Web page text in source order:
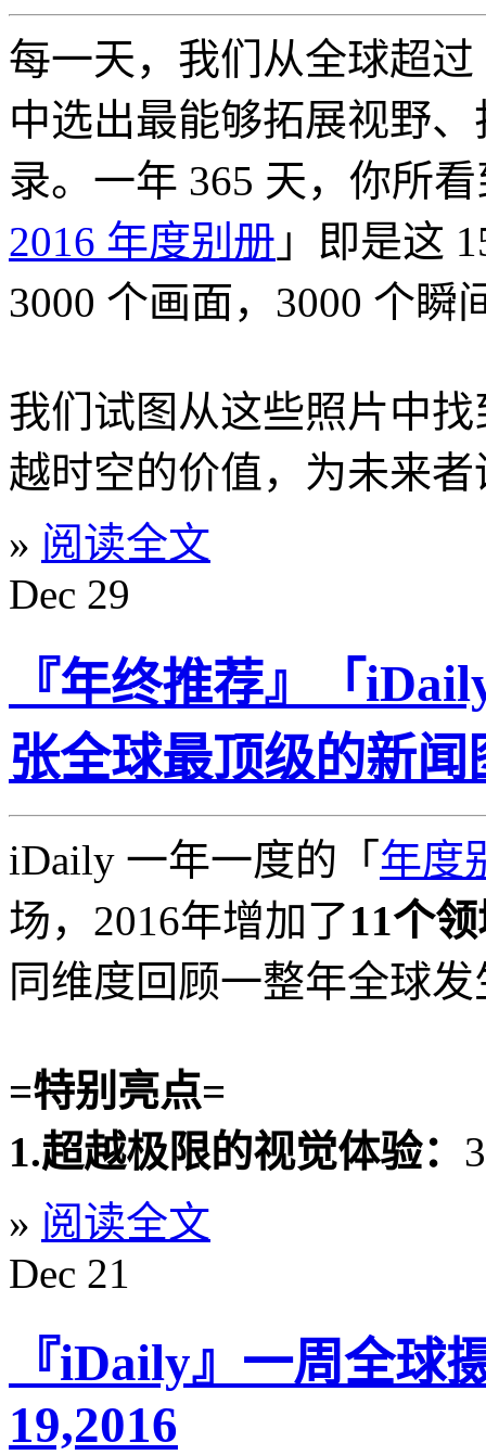
每一天，我们从全球超过
中选出最能够拓展视野
录。一年 365 天，你所
2016 年度别册 」即是这
3000 个画面，3000 个瞬
我们试图从这些照片中
越时空的价值，为未来
» 阅读全文
Dec 29
『年终推荐』「
张全球最顶级的新闻
iDaily 一年一度的「 年度
场，2016年增加了11个
同维度回顾一整年全球
=特别亮点=
1.超越极限的视觉体验：
» 阅读全文
Dec 21
『iDaily』一周全球
19,2016